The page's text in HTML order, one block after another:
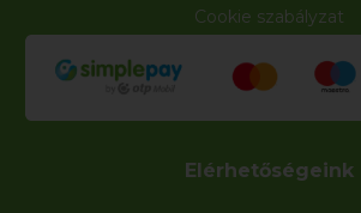
Cookie szabályzat
Elérhetőségeink